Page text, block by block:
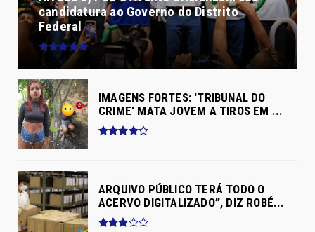
candidatura ao Governo do Distrito
Federal
IMAGENS FORTES: 'TRIBUNAL DO
CRIME' MATA JOVEM A TIROS EM ...
ARQUIVO PÚBLICO TERÁ TODO O
ACERVO DIGITALIZADO”, DIZ ROBÉ...